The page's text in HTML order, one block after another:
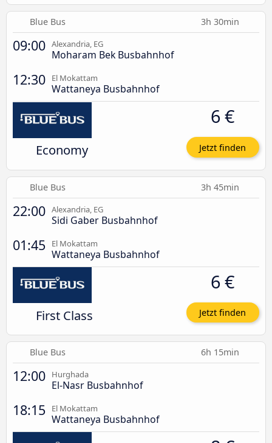
Blue Bus 3h 30min
09:00 Alexandria, EG
Moharam Bek Busbahnhof
12:30 El Mokattam
Wattaneya Busbahnhof
Economy
6 €
Jetzt finden
Blue Bus 3h 45min
22:00 Alexandria, EG
Sidi Gaber Busbahnhof
01:45 El Mokattam
Wattaneya Busbahnhof
First Class
6 €
Jetzt finden
Blue Bus 6h 15min
12:00 Hurghada
El-Nasr Busbahnhof
18:15 El Mokattam
Wattaneya Busbahnhof